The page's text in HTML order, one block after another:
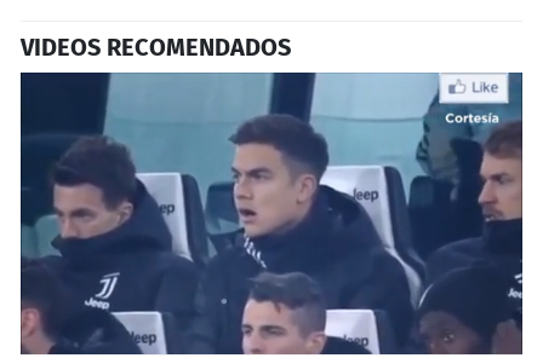
VIDEOS RECOMENDADOS